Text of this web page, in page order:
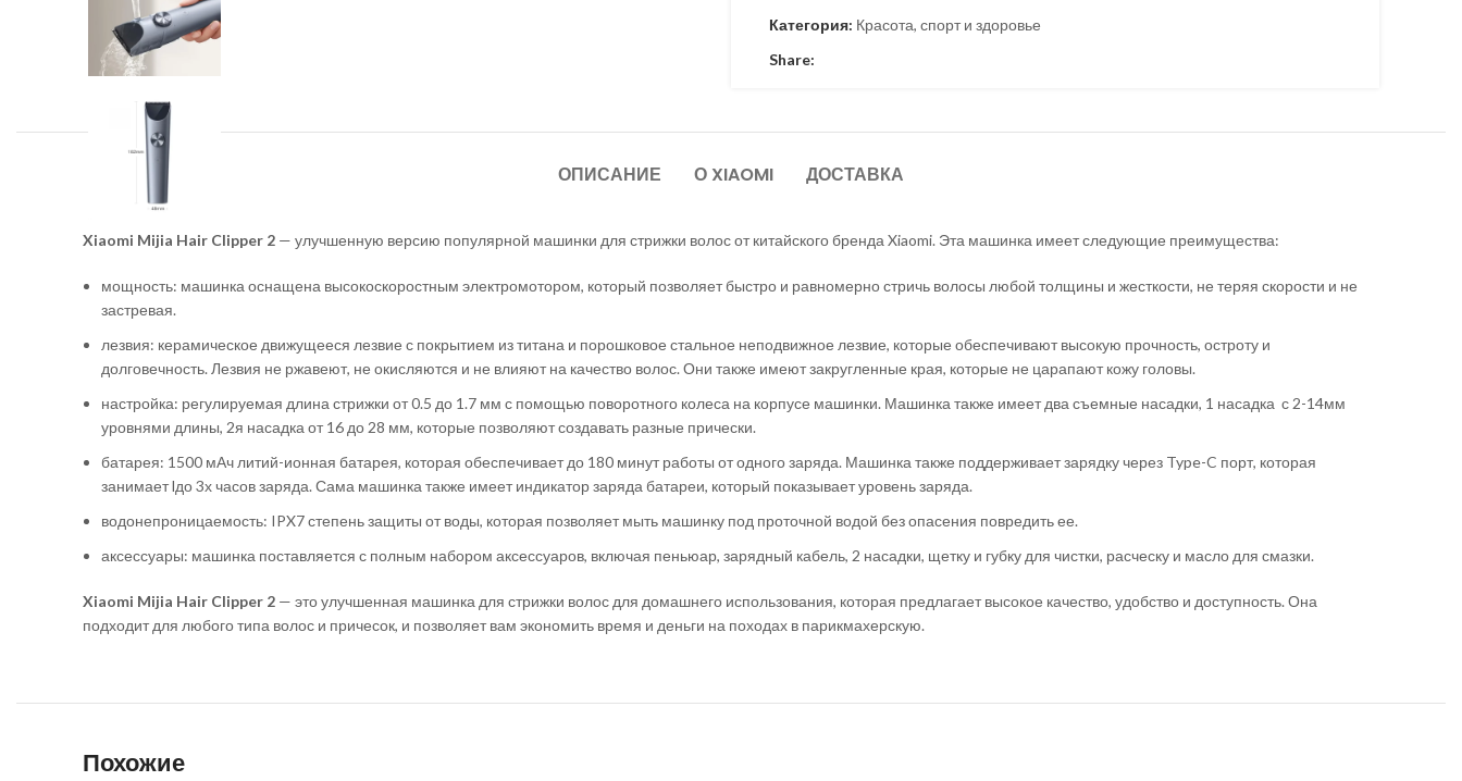
Категория: Красота, спорт и здоровье
Share:
ОПИСАНИЕ О XIAOMI ДОСТАВКА
Xiaomi Mijia Hair Clipper 2 — улучшенную версию популярной машинки для стрижки волос от китайского бренда Xiaomi. Эта машинка имеет следующие преимущества:
мощность: машинка оснащена высокоскоростным электромотором, который позволяет быстро и равномерно стричь волосы любой толщины и жесткости, не теряя скорости и не
застревая.
лезвия: керамическое движущееся лезвие с покрытием из титана и порошковое стальное неподвижное лезвие, которые обеспечивают высокую прочность, остроту и
долговечность. Лезвия не ржавеют, не окисляются и не влияют на качество волос. Они также имеют закругленные края, которые не царапают кожу головы.
настройка: регулируемая длина стрижки от 0.5 до 1.7 мм с помощью поворотного колеса на корпусе машинки. Машинка также имеет два съемные насадки, 1 насадка с 2-14мм
уровнями длины, 2я насадка от 16 до 28 мм, которые позволяют создавать разные прически.
батарея: 1500 мАч литий-ионная батарея, которая обеспечивает до 180 минут работы от одного заряда. Машинка также поддерживает зарядку через Type-C порт, которая
занимает lдо 3х часов заряда. Сама машинка также имеет индикатор заряда батареи, который показывает уровень заряда.
водонепроницаемость: IPX7 степень защиты от воды, которая позволяет мыть машинку под проточной водой без опасения повредить ее.
аксессуары: машинка поставляется с полным набором аксессуаров, включая пеньюар, зарядный кабель, 2 насадки, щетку и губку для чистки, расческу и масло для смазки.
Xiaomi Mijia Hair Clipper 2 — это улучшенная машинка для стрижки волос для домашнего использования, которая предлагает высокое качество, удобство и доступность. Она
подходит для любого типа волос и причесок, и позволяет вам экономить время и деньги на походах в парикмахерскую.
Похожие